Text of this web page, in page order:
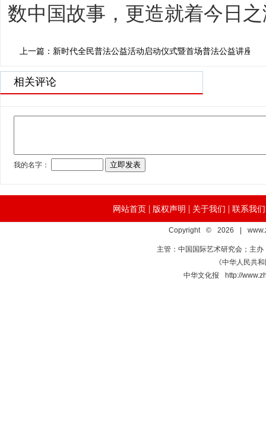
数中国故事，更造就着今日
上一篇：新时代全民普法公益活动启动仪式暨首场普法公益讲座在
相关评论
网站首页 | 版权声明 | 关于我们 | 联系我们
Copyright © 2026 |
主管：中国国际艺术研究会；主
《中华人民共
中华文化报 http://